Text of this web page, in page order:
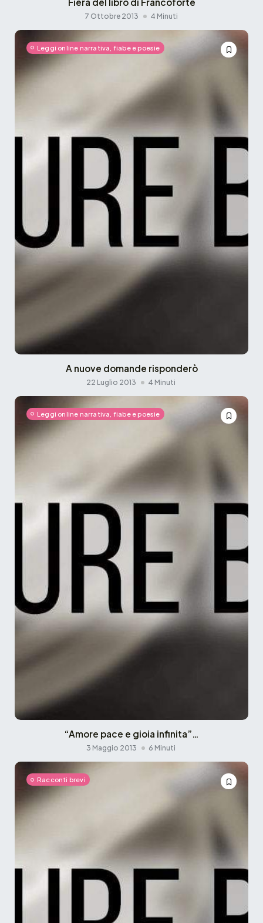
7 Ottobre 2013 4 Minuti
Leggi online narrativa, fiabe e poesie
A nuove domande risponderò
22 Luglio 2013 4 Minuti
Leggi online narrativa, fiabe e poesie
“Amore pace e gioia infinita”…
3 Maggio 2013 6 Minuti
Racconti brevi